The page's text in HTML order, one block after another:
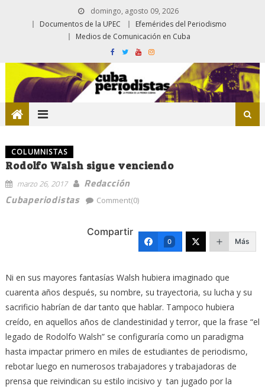
domingo, agosto 09, 2026
Documentos de la UPEC
Efemérides del Periodismo
Medios de Comunicación en Cuba
COLUMNISTAS
Rodolfo Walsh sigue venciendo
marzo 26, 2017
Redacción
Cubaperiodistas
Comment(0)
Compartir
0 Más
Ni en sus mayores fantasías Walsh hubiera imaginado que
cuarenta años después, su nombre, su trayectoria, su lucha y su
sacrificio habrían de dar tanto que hablar. Tampoco hubiera
creído, en aquellos años de clandestinidad y terror, que la frase “el
legado de Rodolfo Walsh” se configuraría como un paradigma
hasta impactar primero en miles de estudiantes de periodismo,
rebotar luego en numerosos trabajadores y trabajadoras de
prensa que reivindican su estilo incisivo y tan jugado por la